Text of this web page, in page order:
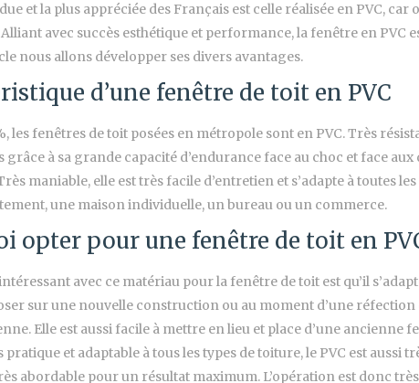
et la plus appréciée des Français est celle réalisée en PVC, car
Alliant avec succès esthétique et performance, la fenêtre en PVC
nous allons développer ses divers avantages.
d’une fenêtre de toit en PVC
les fenêtres de toit posées en métropole sont en PVC. Très
grâce à sa grande capacité d’endurance face au choc et face
maniable, elle est très facile d’entretien et s’adapte à toutes
une maison individuelle, un bureau ou un commerce.
opter pour une fenêtre de toit en
avec ce matériau pour la fenêtre de toit est qu’il
sur une nouvelle construction ou au moment d’une réfection
Elle est aussi facile à mettre en lieu et place d’une ancienne
pratique et adaptable à tous les types de toiture, le PVC est aussi
abordable pour un résultat maximum. L’opération est donc